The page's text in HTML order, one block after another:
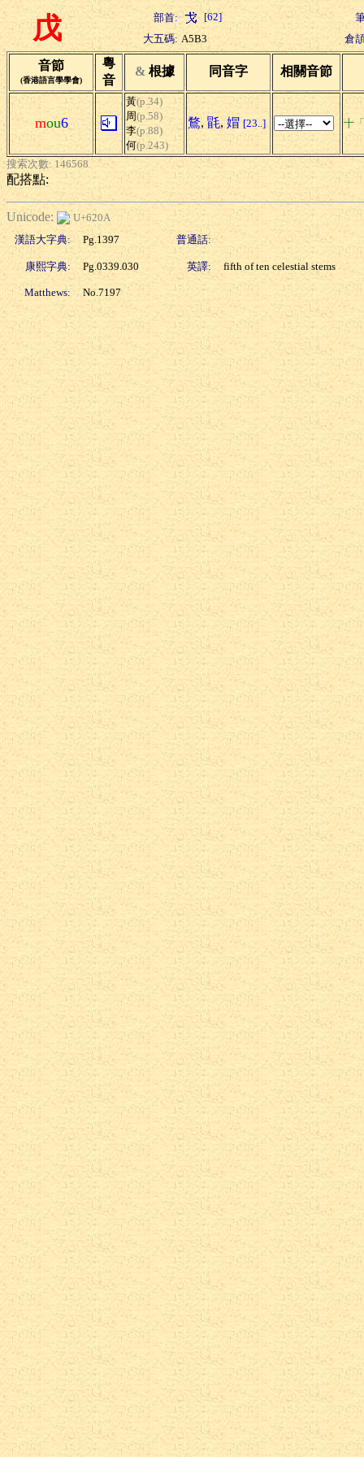
戊 部首: [62]
大五碼: A5B3 倉
音節
(香港語言學學會)
粵
音
& 根據 同音字 相關音節
mou6
黃(p.34)
周(p.58)
李(p.88)
何(p.243)
鶩, 毷, 媢 [23..] 十
搜索次數: 146568
配搭點:
Unicode:
U+620A
漢語大字典:
Pg.1397 普通話:
康熙字典: Pg.0339.030 英譯: fifth of ten celestial stems
Matthews: No.7197